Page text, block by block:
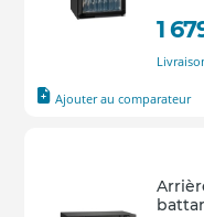
1
Ajouter au comparateur